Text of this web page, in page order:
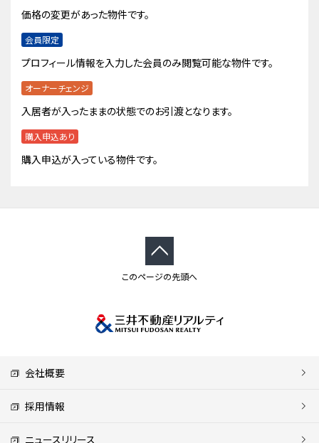
価格の変更があった物件です。
会員限定
プロフィール情報を入力した会員のみ閲覧可能な物件です。
オーナーチェンジ
入居者が入ったままの状態でのお引渡となります。
購入申込あり
購入申込が入っている物件です。
このページの先頭へ
会社概要
採用情報
ニュースリリース